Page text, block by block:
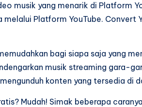
musik yang menarik di Platform
Platform YouTube. Convert
bagi siapa saja yang
musik streaming gara-
konten yang tersedia di
Mudah! Simak beberapa